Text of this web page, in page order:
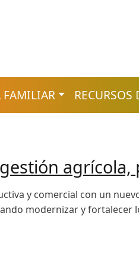
FAMILIAR
y comercial con un
modernizar y fortalecer